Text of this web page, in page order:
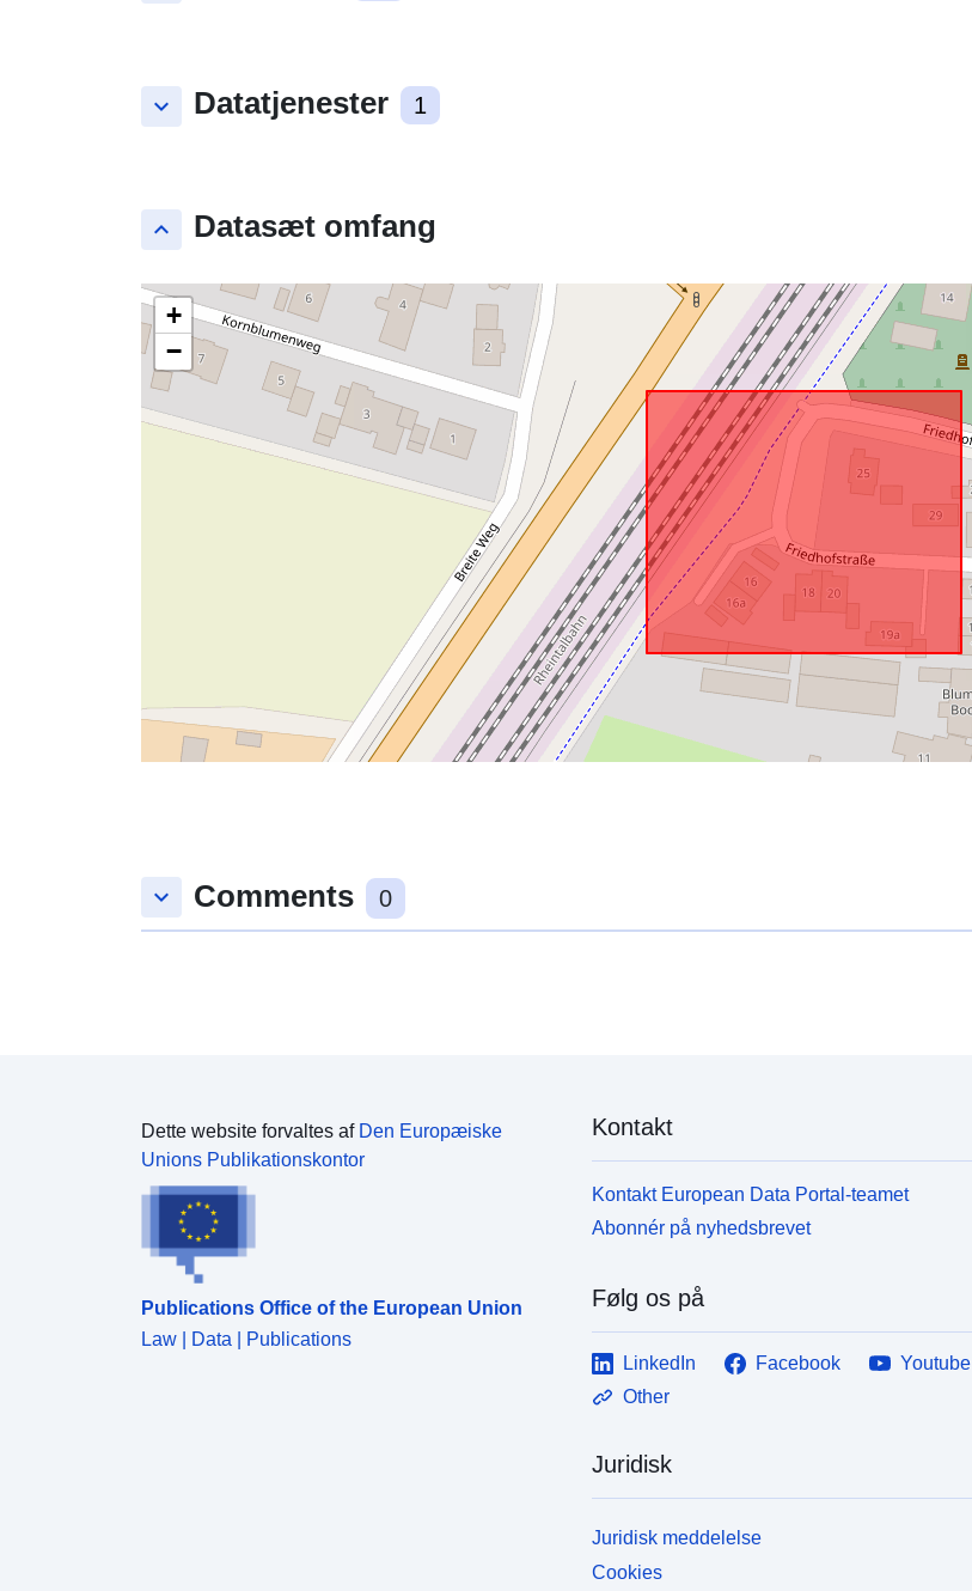
keyboard_arrow_down Datatjenester 1
keyboard_arrow_up Datasæt omfang
+
−
keyboard_arrow_down Comments 0
Dette website forvaltes af Den Europæiske
Unions Publikationskontor
Publications Office of the European Union
Law | Data | Publications
Kontakt
Kontakt European Data Portal-teamet
Abonnér på nyhedsbrevet
Følg os på
LinkedIn Facebook
Youtube
Other
Juridisk
Juridisk meddelelse
Cookies